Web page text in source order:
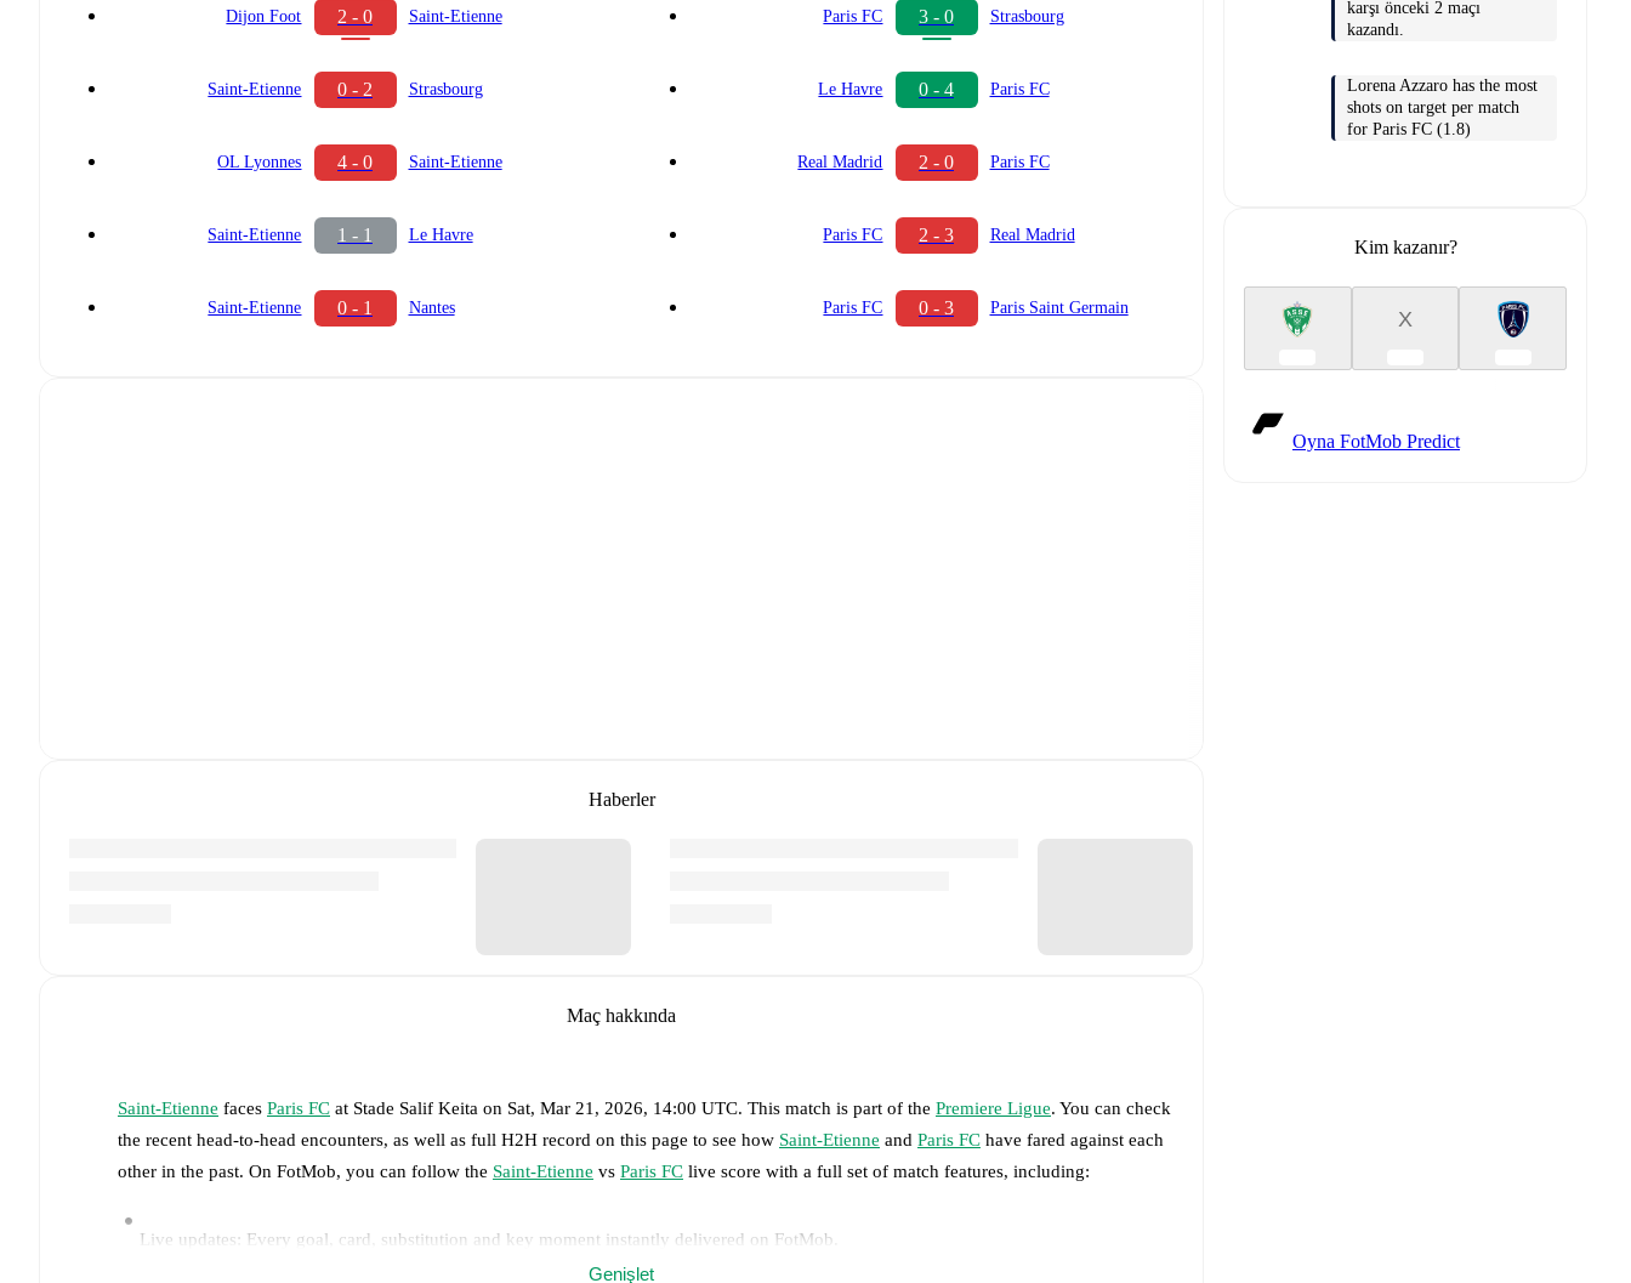
Dijon Foot 2 - 0 Saint-Etienne
Saint-Etienne 0 - 2 Strasbourg
OL Lyonnes 4 - 0 Saint-Etienne
Saint-Etienne 1 - 1 Le Havre
Saint-Etienne 0 - 1 Nantes
Paris FC 3 - 0 Strasbourg
Le Havre 0 - 4 Paris FC
Real Madrid 2 - 0 Paris FC
Paris FC 2 - 3 Real Madrid
Paris FC 0 - 3 Paris Saint Germain
Haberler
Maç hakkında
Saint-Etienne faces Paris FC at Stade Salif Keita on Sat, Mar 21, 2026, 14:00 UTC. This match is part of the Premiere Ligue. You can check
the recent head-to-head encounters, as well as full H2H record on this page to see how Saint-Etienne and Paris FC have fared against each
other in the past. On FotMob, you can follow the Saint-Etienne vs Paris FC live score with a full set of match features, including:
Live updates: Every goal, card, substitution and key moment instantly delivered on FotMob.
Genişlet
karşı önceki 2 maçı
kazandı.
Lorena Azzaro has the most
shots on target per match
for Paris FC (1.8)
Kim kazanır?
X
Oyna FotMob Predict